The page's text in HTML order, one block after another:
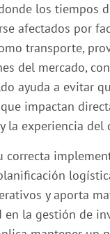
los tiempos
afectados por
transporte,
del mercado,
ayuda a evitar
impactan
la experiencia del
correcta
y aporta
en la gestión de